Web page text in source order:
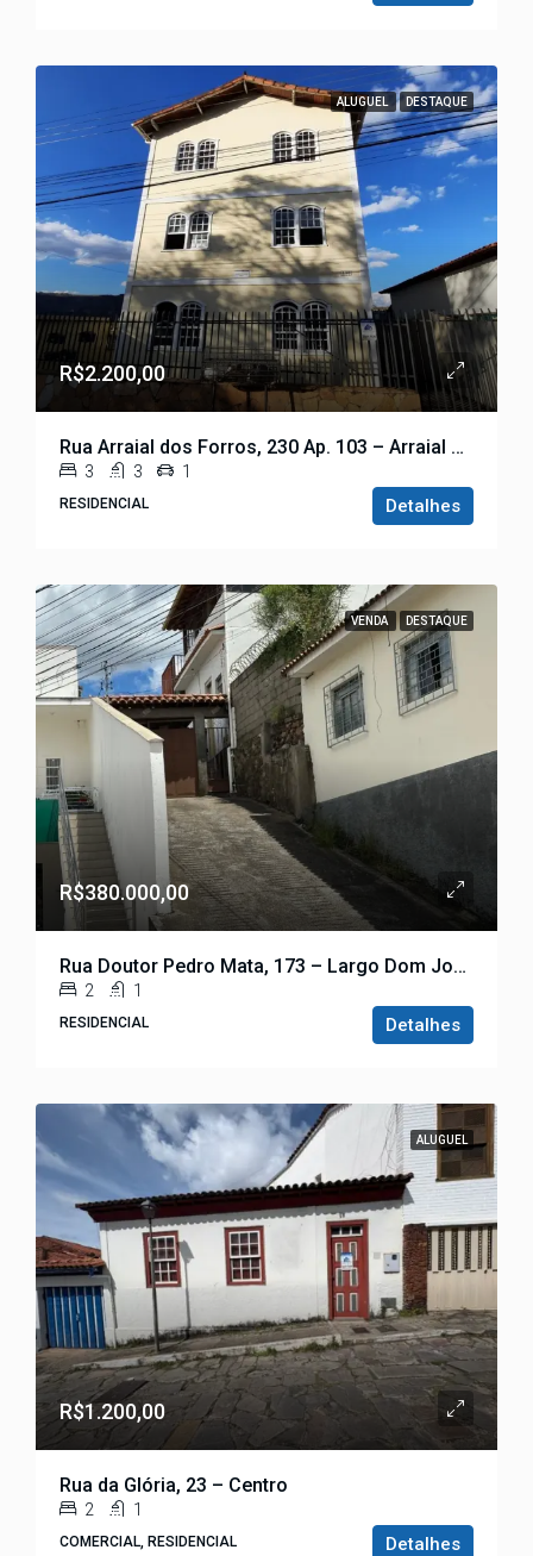
ALUGUEL DESTAQUE
R$2.200,00
Rua Arraial dos Forros, 230 Ap. 103 – Arraial dos Forros
3 3 1
RESIDENCIAL Detalhes
VENDA DESTAQUE
R$380.000,00
Rua Doutor Pedro Mata, 173 – Largo Dom João
2 1
RESIDENCIAL Detalhes
ALUGUEL
R$1.200,00
Rua da Glória, 23 – Centro
2 1
COMERCIAL, RESIDENCIAL Detalhes